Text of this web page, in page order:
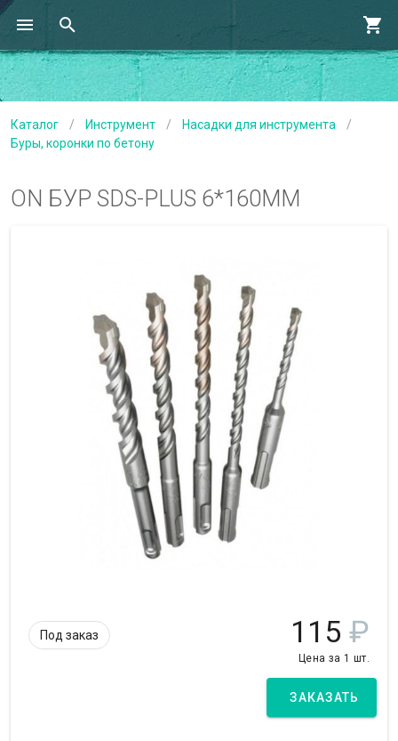
Каталог / Инструмент / Насадки для инструмента
/
Буры, коронки по бетону
ON БУР SDS-PLUS 6*160ММ
Под заказ 115 ₽
Цена за 1 шт.
ЗАКАЗАТЬ